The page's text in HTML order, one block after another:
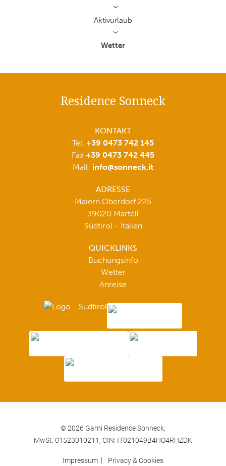
Aktivurlaub
Wetter
Residence Sonneck
KONTAKT
Tel. +39 0473 742 145
Fax +39 0473 742 445
Mail: info@sonneck.it
ADRESSE
Maiern Oberdorf 225
39020 Martell
Südtirol - Italien
QUICKLINKS
Buchungsinfo
Wetter
Anreise
© 2026 Garni Residence Sonneck,
MwSt. 01523010211, CIN: IT021049B4HO4RHZDK
Impressum Privacy & Cookies